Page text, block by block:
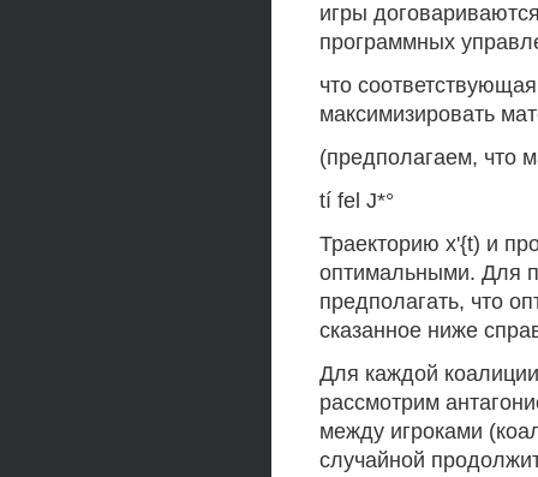
игры
программных
что
максимизировать
(предполагаем, что
tí fel J*°
Траекторию x'{t) и
оптимальными. Для
предполагать, что
сказанное ниже
Для каждой
рассмотрим
между игроками
случайной